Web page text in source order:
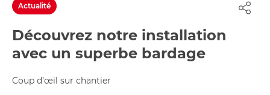
Actualité
Découvrez notre installation
avec un superbe bardage
Coup d’œil sur chantier